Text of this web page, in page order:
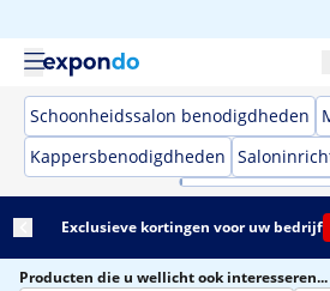
Schoonheidssalon benodigdheden
Kappersbenodigdheden
Exclusieve kortingen voor uw bedrijf
Producten die u wellicht ook interesseren...